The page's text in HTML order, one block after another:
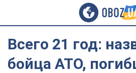
Всего 21 год:
бойца АТО,